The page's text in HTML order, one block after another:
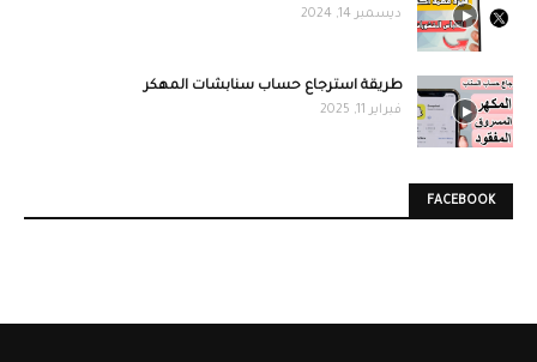
ديسمبر 14, 2024
طريقة استرجاع حساب سنابشات المهكر
فبراير 11, 2025
FACEBOOK